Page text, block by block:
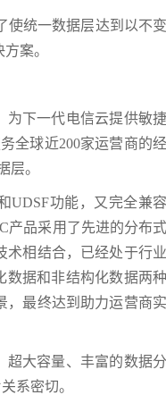
使统一数据层达到以不变
案。
为下一代电信云提供敏捷
全球近200家运营商的经
层。
UDSF功能，又完全兼容
产品采用了先进的分布式
术相结合，已经处于行业
数据和非结构化数据两种
，最终达到助力运营商实
超大容量、丰富的数据分
系密切。